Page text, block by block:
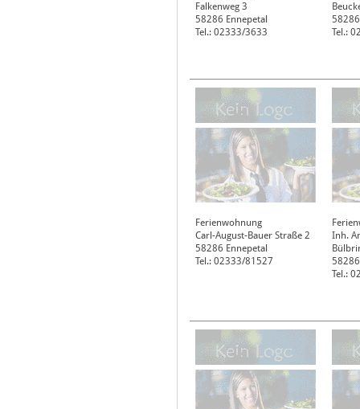
Falkenweg 3
58286 Ennepetal
Tel.: 02333/3633
58286
Tel.:
Ferienwohnung
Carl-August-Bauer Straße 2
58286 Ennepetal
Tel.: 02333/81527
Inh.
58286
Tel.: